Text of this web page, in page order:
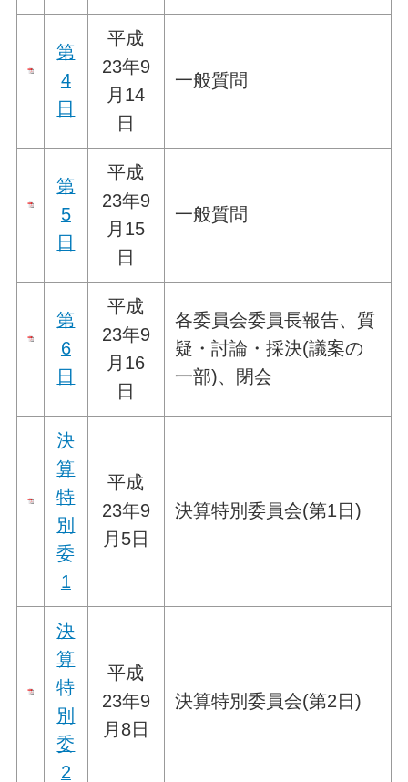
第
4
日
平成
23年9
月14
日
一般質問
第
5
日
平成
23年9
月15
日
一般質問
第
6
日
平成
23年9
月16
日
各委員会委員長報告、質
疑・討論・採決(議案の
一部)、閉会
決
算
特
別
委
1
平成
23年9
月5日
決算特別委員会(第1日)
決
算
特
別
委
2
平成
23年9
月8日
決算特別委員会(第2日)